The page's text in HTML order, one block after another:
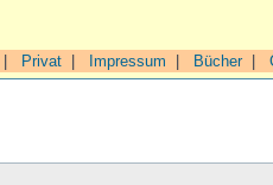
Privat Impressum Bücher|